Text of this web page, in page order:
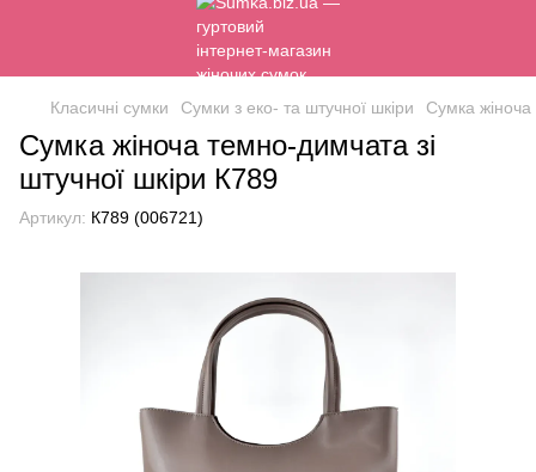
Класичні сумки Сумки з еко- та штучної шкіри Сумка жіноча
Сумка жіноча темно-димчата зі
штучної шкіри К789
Артикул: К789 (006721)